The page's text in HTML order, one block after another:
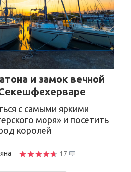
и замок вечной
с самыми яркими
моря» и посетить
королей
17